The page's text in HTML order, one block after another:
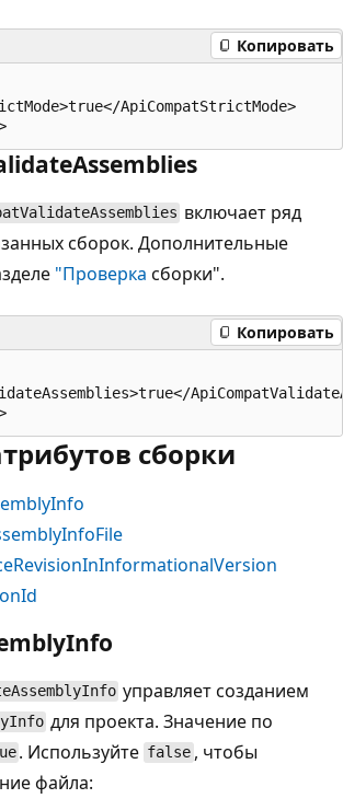
Копировать
ApiCompatStrictMode>
включает ряд
сборок. Дополнительные
"Проверка сборки".
Копировать
сборки
управляет созданием
для проекта. Значение по
. Используйте false, чтобы
файла: